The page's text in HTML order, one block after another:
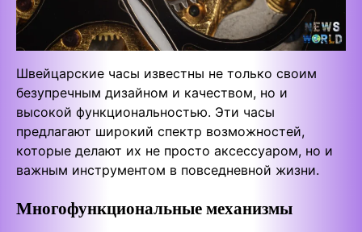
Швейцарские часы известны не только своим
безупречным дизайном и качеством, но и
высокой функциональностью. Эти часы
предлагают широкий спектр возможностей,
которые делают их не просто аксессуаром, но и
важным инструментом в повседневной жизни.
Многофункциональные механизмы